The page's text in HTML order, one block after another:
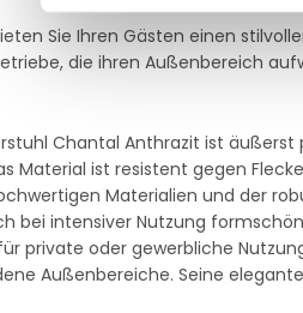
Sie Ihren Gästen einen
die ihren Außenbereich
Chantal Anthrazit ist
Material ist resistent gegen
Materialien und der
bei intensiver Nutzung
private oder gewerbliche
Außenbereiche. Seine